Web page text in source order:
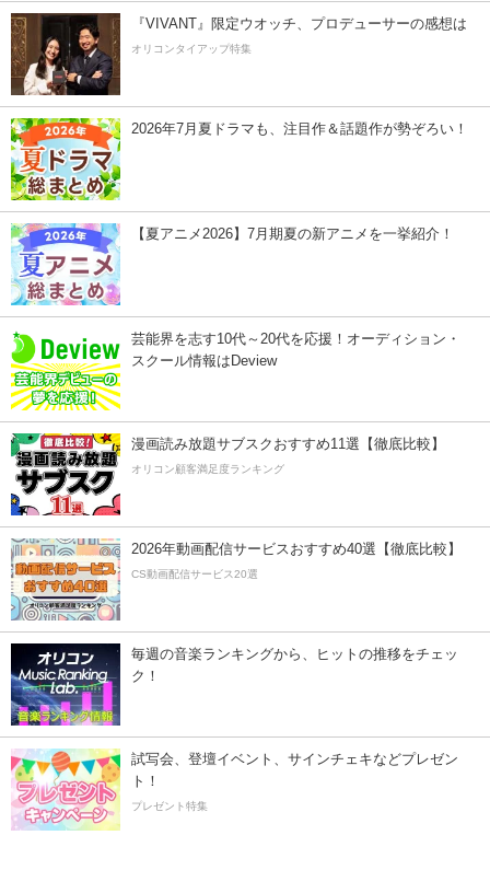
『VIVANT』限定ウオッチ、プロデューサーの感想は
オリコンタイアップ特集
2026年7月夏ドラマも、注目作＆話題作が勢ぞろい！
【夏アニメ2026】7月期夏の新アニメを一挙紹介！
芸能界を志す10代～20代を応援！オーディション・
スクール情報はDeview
漫画読み放題サブスクおすすめ11選【徹底比較】
オリコン顧客満足度ランキング
2026年動画配信サービスおすすめ40選【徹底比較】
CS動画配信サービス20選
毎週の音楽ランキングから、ヒットの推移をチェッ
ク！
試写会、登壇イベント、サインチェキなどプレゼン
ト！
プレゼント特集